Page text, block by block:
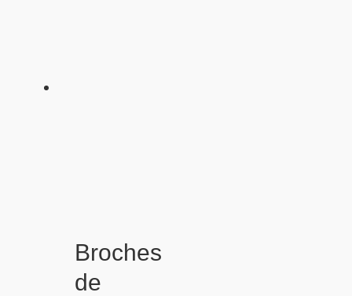
Broches
de